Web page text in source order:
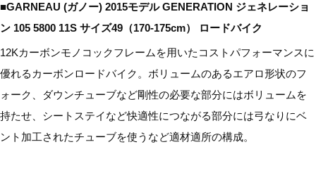
■GARNEAU (ガノー) 2015モデル GENERATION ジェネレーショ
ン 105 5800 11S サイズ49（170-175cm） ロードバイク
12Kカーボンモノコックフレームを用いたコストパフォーマンスに
優れるカーボンロードバイク。ボリュームのあるエアロ形状のフ
ォーク、ダウンチューブなど剛性の必要な部分にはボリュームを
持たせ、シートステイなど快適性につながる部分には弓なりにベ
ント加工されたチューブを使うなど適材適所の構成。